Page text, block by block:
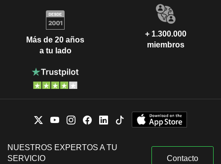
Más de 20 años
a tu lado
+ 1.300.000
miembros
NUESTROS EXPERTOS A TU
SERVICIO
Contacto